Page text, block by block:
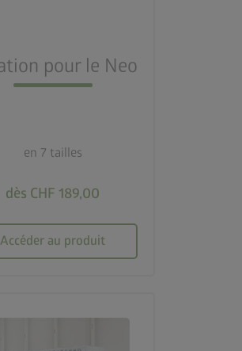
pour le Neo
en 7 tailles
dès CHF 189,00
Accéder au produit